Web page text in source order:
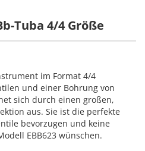
Tuba 4/4 Größe
im Format 4/4
und einer Bohrung von
sich durch einen großen,
aus. Sie ist die perfekte
bevorzugen und keine
EBB623 wünschen.